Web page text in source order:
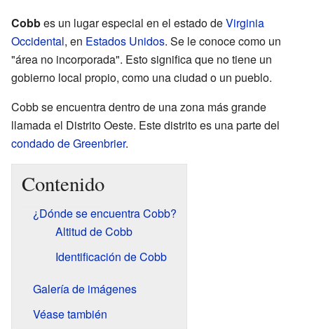
Cobbes un lugar especial en el estado deVirginia
Occidental, en Estados Unidos. Se le conoce como un
"área no incorporada". Esto significa que no tiene un
gobierno local propio, como una ciudad o un pueblo.
Cobb se encuentra dentro de una zona más grande
llamada el Distrito Oeste. Este distrito es una parte del
condado de Greenbrier.
Contenido
¿Dónde se encuentra Cobb?
Altitud de Cobb
Identificación de Cobb
Galería de imágenes
Véase también